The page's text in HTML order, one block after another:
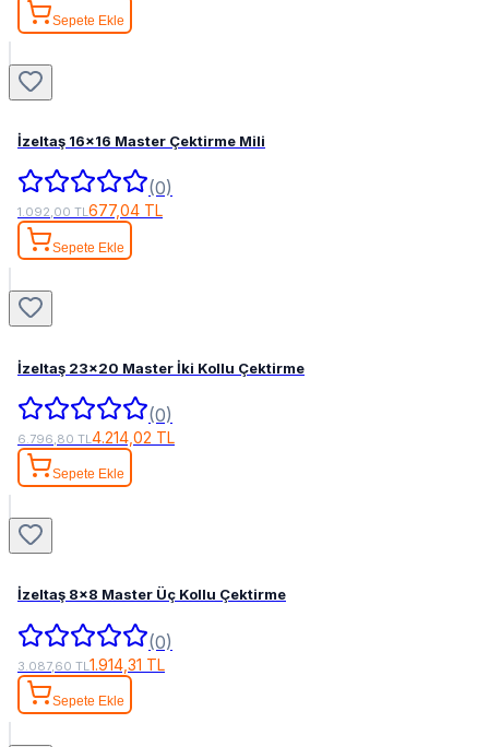
Sepete Ekle
İzeltaş 16x16 Master Çektirme Mili
(0)
1.092,00 TL677,04 TL
Sepete Ekle
İzeltaş 23x20 Master İki Kollu Çektirme
(0)
6.796,80 TL4.214,02 TL
Sepete Ekle
İzeltaş 8x8 Master Üç Kollu Çektirme
(0)
3.087,60 TL 1.914,31 TL
Sepete Ekle